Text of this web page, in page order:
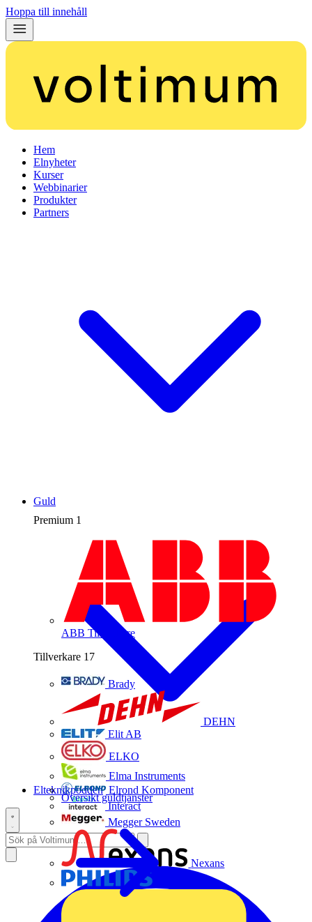
Hoppa till innehåll
Hem
Elnyheter
Kurser
Webbinarier
Produkter
Partners
Premium 1
ABB Tillverkare
Tillverkare 17
Brady
DEHN
Elit AB
ELKO
Elma Instruments
Elrond Komponent
Interact
Megger Sweden
Nexans
Guld
Översikt guldtjänster
Elteknikpodden